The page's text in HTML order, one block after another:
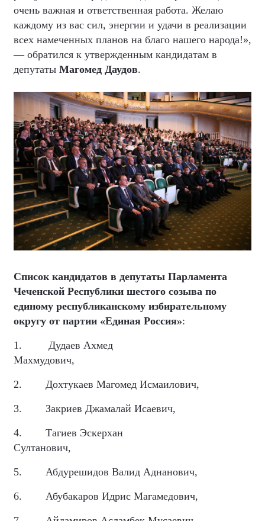
очень важная и ответственная работа. Желаю
каждому из вас сил, энергии и удачи в реализации
всех намеченных планов на благо нашего народа!»,
— обратился к утвержденным кандидатам в
депутаты Магомед Даудов.
Список кандидатов в депутаты Парламента
Чеченской Республики шестого созыва по
единому республиканскому избирательному
округу от партии «Единая Россия»:
1.
Дудаев Ахмед
Махмудович,
2. Дохтукаев Магомед Исмаилович,
3. Закриев Джамалай Исаевич,
4.
Тагиев Эскерхан
Султанович,
5. Абдурешидов Валид Аднанович,
6. Абубакаров Идрис Магамедович,